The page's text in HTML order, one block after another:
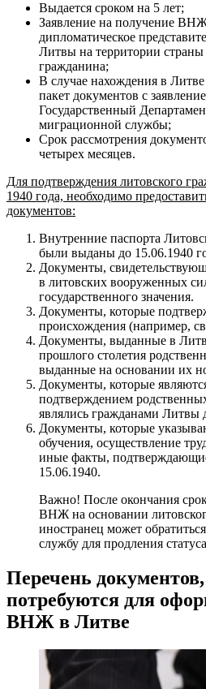
Выдается сроком на 5 лет;
Заявление на получение
дипломатическое
Литвы на территории
гражданина;
В случае нахождения в
пакет документов с
Государственный
миграционной службы;
Срок рассмотрения
четырех месяцев.
Для подтверждения литовского
1940 года, необходимо
документов:
Внутренние паспорта
были выданы до 15.06.1940
Документы,
в литовских вооруженных
государственного значения.
Документы, которые
происхождения (например,
Документы, выданные в
прошлого столетия
выданные на основании их
Документы, которые
подтверждением
являлись гражданами Литвы
Документы, которые
обучения, осуществление
иные факты,
15.06.1940.
Важно! После окончания
ВНЖ на основании
иностранец может
службу для продления
Перечень
потребуются для
ВНЖ в Литве